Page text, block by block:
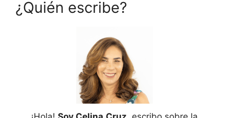
¿Quién escribe?